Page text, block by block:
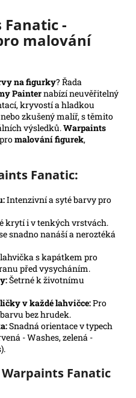
-
malování
na figurky? Řada
Painternabízí neuvěřitelný
kryvostí a hladkou
zkušený malíř, s těmito
výsledků.Warpaints
malování figurek,
Fanatic:
Intenzivní a syté barvy pro
krytí i v tenkých vrstvách.
snadno nanáší a neroztéká
s kapátkem pro
před vysycháním.
Šetrné k životnímu
v každé lahvičce:Pro
bez hrudek.
Snadná orientace v typech
- Washes, zelená -
Fanatic